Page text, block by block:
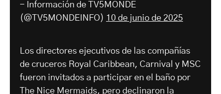
- Información de TV5MONDE
(@TV5MONDEINFO) 10 de junio de 2025
Los directores ejecutivos de las compañías
de cruceros Royal Caribbean, Carnival y MSC
fueron invitados a participar en el baño por
The Nice Mermaids, pero declinaron la